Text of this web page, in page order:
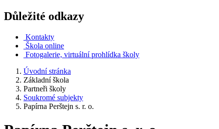
Důležité odkazy
Kontakty
Škola online
Fotogalerie, virtuální prohlídka školy
Úvodní stránka
Základní škola
Partneři školy
Soukromé subjekty
Papírna Perštejn s. r. o.